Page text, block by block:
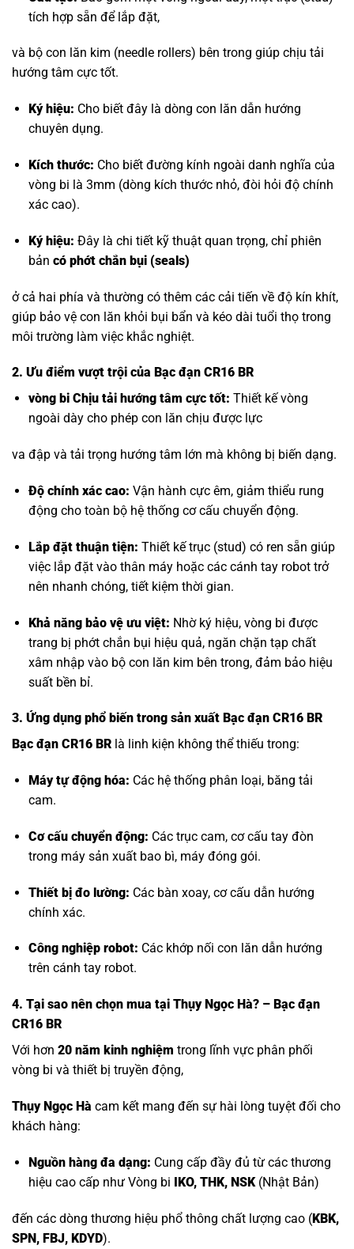
tích hợp sẵn để lắp đặt,
và bộ con lăn kim (needle rollers) bên trong giúp chịu tải
hướng tâm cực tốt.
Ký hiệu: Cho biết đây là dòng con lăn dẫn hướng
chuyên dụng.
Kích thước: Cho biết đường kính ngoài danh nghĩa của
vòng bi là 3mm (dòng kích thước nhỏ, đòi hỏi độ chính
xác cao).
Ký hiệu: Đây là chi tiết kỹ thuật quan trọng, chỉ phiên
bản có phớt chắn bụi (seals)
ở cả hai phía và thường có thêm các cải tiến về độ kín khít,
giúp bảo vệ con lăn khỏi bụi bẩn và kéo dài tuổi thọ trong
môi trường làm việc khắc nghiệt.
2. Ưu điểm vượt trội của Bạc đạn CR16 BR
vòng bi Chịu tải hướng tâm cực tốt: Thiết kế vòng
ngoài dày cho phép con lăn chịu được lực
va đập và tải trọng hướng tâm lớn mà không bị biến dạng.
Độ chính xác cao: Vận hành cực êm, giảm thiểu rung
động cho toàn bộ hệ thống cơ cấu chuyển động.
Lắp đặt thuận tiện: Thiết kế trục (stud) có ren sẵn giúp
việc lắp đặt vào thân máy hoặc các cánh tay robot trở
nên nhanh chóng, tiết kiệm thời gian.
Khả năng bảo vệ ưu việt: Nhờ ký hiệu, vòng bi được
trang bị phớt chắn bụi hiệu quả, ngăn chặn tạp chất
xâm nhập vào bộ con lăn kim bên trong, đảm bảo hiệu
suất bền bỉ.
3. Ứng dụng phổ biến trong sản xuất Bạc đạn CR16 BR
Bạc đạn CR16 BR là linh kiện không thể thiếu trong:
Máy tự động hóa: Các hệ thống phân loại, băng tải
cam.
Cơ cấu chuyển động: Các trục cam, cơ cấu tay đòn
trong máy sản xuất bao bì, máy đóng gói.
Thiết bị đo lường: Các bàn xoay, cơ cấu dẫn hướng
chính xác.
Công nghiệp robot: Các khớp nối con lăn dẫn hướng
trên cánh tay robot.
4. Tại sao nên chọn mua tại Thụy Ngọc Hà? – Bạc đạn
CR16 BR
Với hơn 20 năm kinh nghiệm trong lĩnh vực phân phối
vòng bi và thiết bị truyền động,
Thụy Ngọc Hà cam kết mang đến sự hài lòng tuyệt đối cho
khách hàng:
Nguồn hàng đa dạng: Cung cấp đầy đủ từ các thương
hiệu cao cấp nhưVòng bi IKO, THK, NSK(Nhật Bản)
đến các dòng thương hiệu phổ thông chất lượng cao (KBK,
SPN, FBJ, KDYD).